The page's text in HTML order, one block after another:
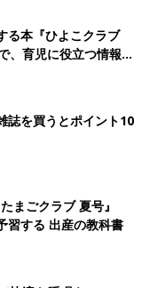
外遊びができそう
ワッペンや大きな
ワイトとネイビー
こちらの方は、ミ
っこいいコーデ
る本『ひよこクラブ
育児に役立つ情報が
誌を買うとポイント10
まごクラブ 夏号』
習する 出産の教科書